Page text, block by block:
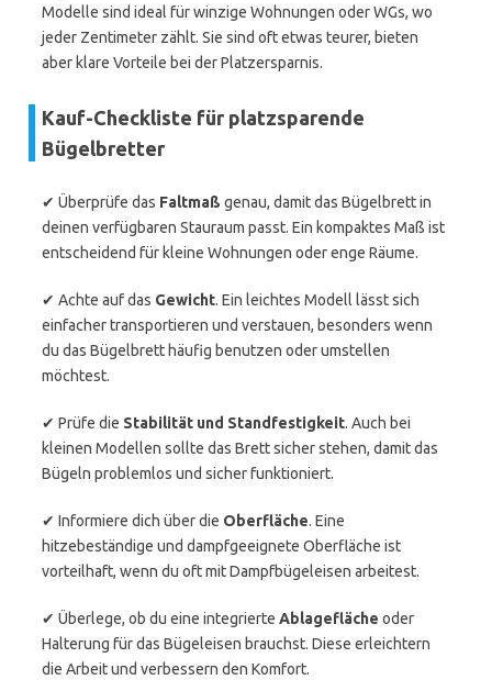
Modelle sind ideal für winzige Wohnungen oder WGs, wo
jeder Zentimeter zählt. Sie sind oft etwas teurer, bieten
aber klare Vorteile bei der Platzersparnis.
Kauf-Checkliste für platzsparende
Bügelbretter
✔ Überprüfe das Faltmaß genau, damit das Bügelbrett in
deinen verfügbaren Stauraum passt. Ein kompaktes Maß ist
entscheidend für kleine Wohnungen oder enge Räume.
✔ Achte auf das Gewicht. Ein leichtes Modell lässt sich
einfacher transportieren und verstauen, besonders wenn
du das Bügelbrett häufig benutzen oder umstellen
möchtest.
✔ Prüfe die Stabilität und Standfestigkeit. Auch bei
kleinen Modellen sollte das Brett sicher stehen, damit das
Bügeln problemlos und sicher funktioniert.
✔ Informiere dich über die Oberfläche. Eine
hitzebeständige und dampfgeeignete Oberfläche ist
vorteilhaft, wenn du oft mit Dampfbügeleisen arbeitest.
✔ Überlege, ob du eine integrierte Ablagefläche oder
Halterung für das Bügeleisen brauchst. Diese erleichtern
die Arbeit und verbessern den Komfort.